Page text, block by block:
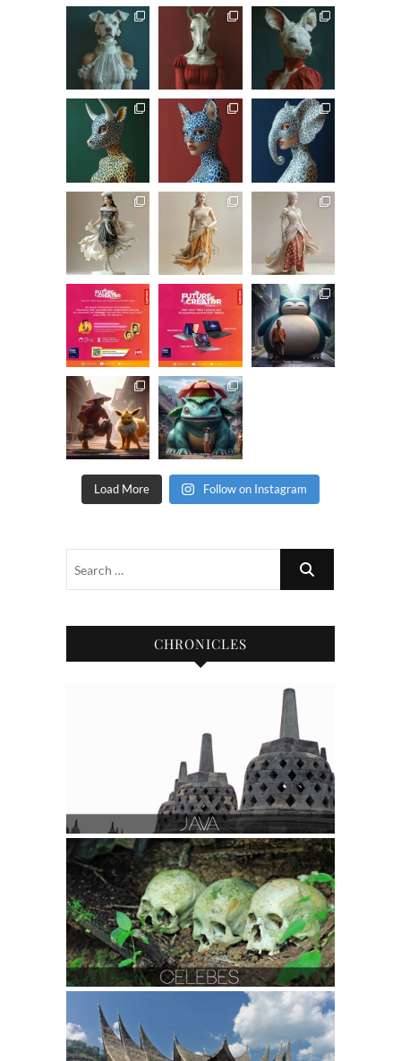
Load More Follow on Instagram
CHRONICLES